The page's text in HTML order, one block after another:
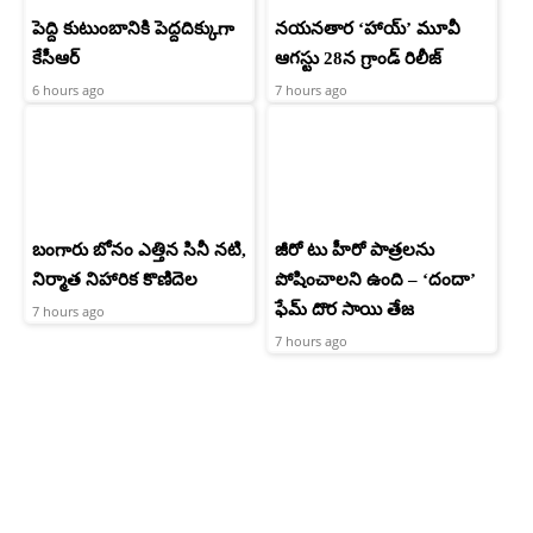
పెద్ది కుటుంబానికి పెద్దదిక్కుగా
కేసీఆర్
6 hours ago
నయనతార ‘హాయ్’ మూవీ
ఆగస్టు 28న గ్రాండ్ రిలీజ్
7 hours ago
బంగారు బోనం ఎత్తిన సినీ నటి,
నిర్మాత నిహారిక కొణిదెల
7 hours ago
జీరో టు హీరో పాత్రలను
పోషించాలని ఉంది – ‘దందా’
ఫేమ్ దొర సాయి తేజ
7 hours ago